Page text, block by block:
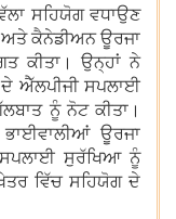
ਸਹਿਯੋਗ ਵਧਾਉਣ
ਕੈਨੇਡੀਅਨ ਊਰਜਾ
ਕੀਤਾ। ਉਨ੍ਹਾਂ ਨੇ
ਐੱਲਪੀਜੀ ਸਪਲਾਈ
ਨੂੰ ਨੋਟ ਕੀਤਾ।
ਊਰਜਾ
ਸੁਰੱਖਿਆ ਨੂੰ
ਵਿੱਚ ਸਹਿਯੋਗ ਦੇ